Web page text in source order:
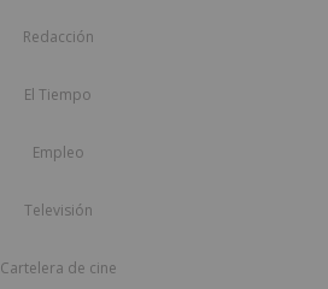
Redacción
El Tiempo
Empleo
Televisión
Cartelera de cine